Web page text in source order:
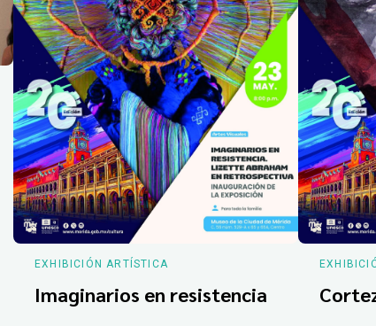
EXHIBICIÓN ARTÍSTICA
Imaginarios en resistencia